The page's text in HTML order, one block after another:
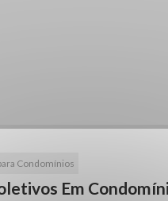
Condomínios
Em